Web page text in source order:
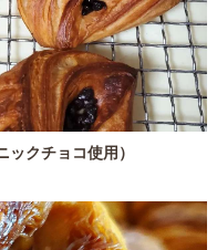
クチョコ使用）